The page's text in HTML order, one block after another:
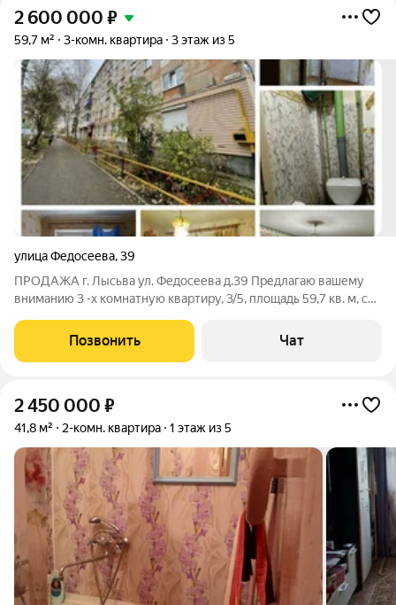
2 600 000 ₽
59,7 м² 3-комн. квартира 3 этаж из 5
улица Федосеева,39
ПРОДАЖА г. Лысьва ул. Федосеева д.39 Предлагаю вашему
вниманию 3 -х комнатную квартиру, 3/5, площадь 59,7 кв. м, сан
готовы к сделке. В пешей доступности: магазин, остановка,
школа,сад. Все
Позвонить Чат
2 450 000 ₽
41,8 м² 2-комн. квартира 1 этаж из 5